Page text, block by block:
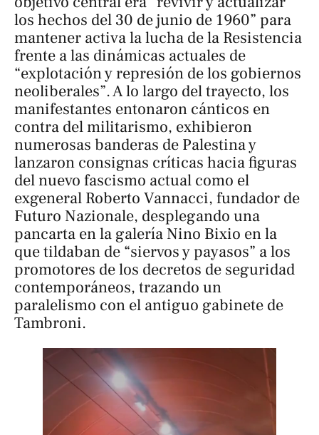
los hechos del 30 de junio de 1960” para
mantener activa la lucha de la Resistencia
frente a las dinámicas actuales de
“explotación y represión de los gobiernos
neoliberales”. A lo largo del trayecto, los
manifestantes entonaron cánticos en
contra del militarismo, exhibieron
numerosas banderas de Palestina y
lanzaron consignas críticas hacia figuras
del nuevo fascismo actual como el
exgeneral Roberto Vannacci, fundador de
Futuro Nazionale, desplegando una
pancarta en la galería Nino Bixio en la
que tildaban de “siervos y payasos” a los
promotores de los decretos de seguridad
contemporáneos, trazando un
paralelismo con el antiguo gabinete de
Tambroni.